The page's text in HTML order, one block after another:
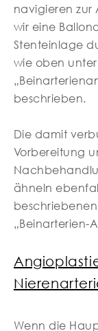
navigieren zur
wir eine
Stenteinlage
wie oben unter
beschrieben.
Die damit
Vorbereitung
ähneln
„Beinarterien-
Wenn die